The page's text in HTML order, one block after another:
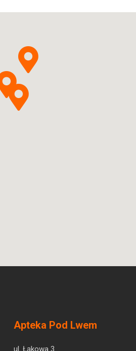
Apteka Pod Lwem
ul. Łąkowa 3